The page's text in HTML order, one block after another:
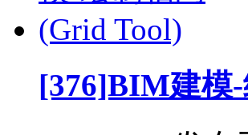
[376]BIM建模